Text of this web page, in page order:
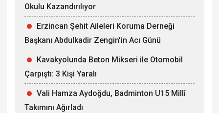
Okulu Kazandırılıyor
Erzincan Şehit Aileleri Koruma Derneği
Başkanı Abdulkadir Zengin'in Acı Günü
Kavakyolunda Beton Mikseri ile Otomobil
Çarpıştı: 3 Kişi Yaralı
Vali Hamza Aydoğdu, Badminton U15 Millî
Takımını Ağırladı